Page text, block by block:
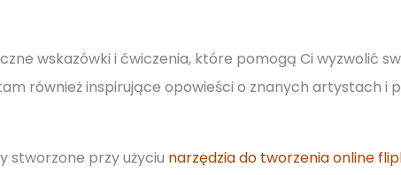
wskazówki i ćwiczenia, które pomogą Ci wyzwolić
również inspirujące opowieści o znanych artystach i
stworzone przy użyciu narzędzia do tworzenia online